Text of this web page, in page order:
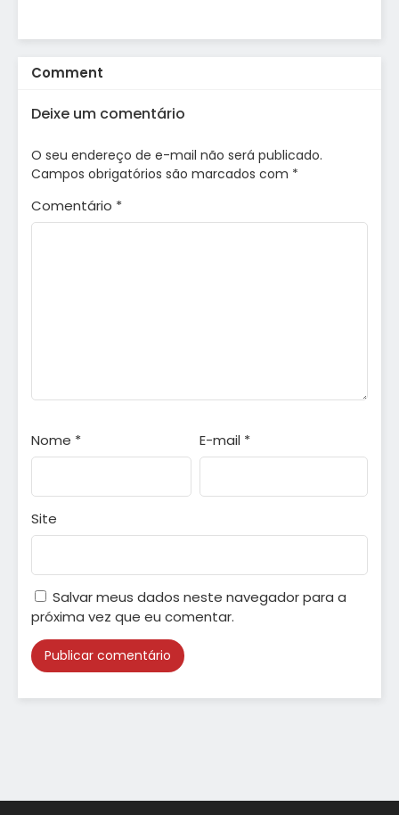
Comment
Deixe um comentário
O seu endereço de e-mail não será publicado.
Campos obrigatórios são marcados com *
Comentário *
Nome * E-mail *
Site
Salvar meus dados neste navegador para a
próxima vez que eu comentar.
Alternative: